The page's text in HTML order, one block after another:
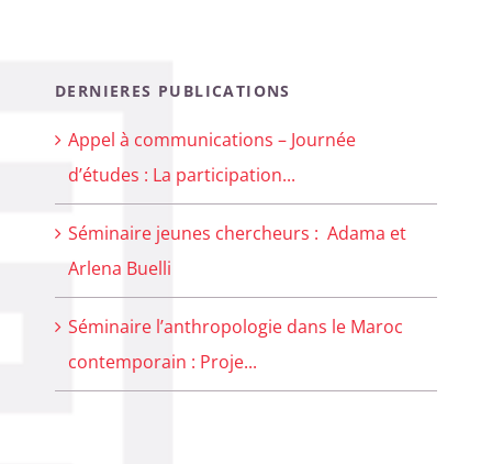
DERNIERES PUBLICATIONS
Appel à communications – Journée
d’études : La participation...
Séminaire jeunes chercheurs : Adama et
Arlena Buelli
Séminaire l’anthropologie dans le Maroc
contemporain : Proje...